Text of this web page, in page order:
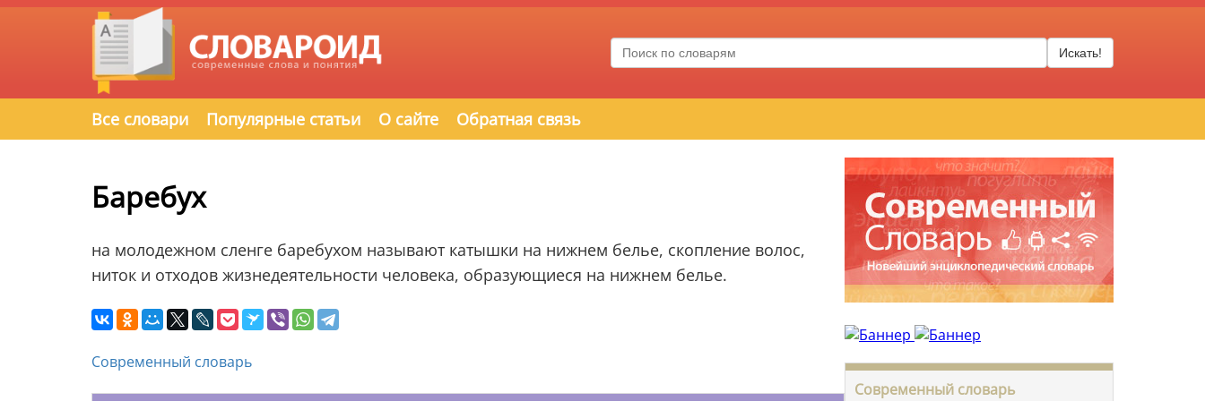
Искать!
Все словари Популярные статьи О сайте Обратная связь
Баребух
на молодежном сленге баребухом называют катышки на нижнем белье, скопление волос,
ниток и отходов жизнедеятельности человека, образующиеся на нижнем белье.
Современный словарь
Современный словарь